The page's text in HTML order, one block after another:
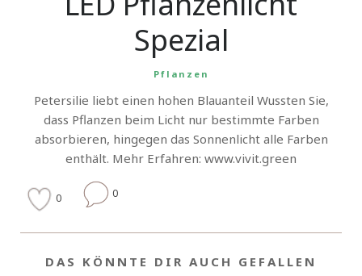
Spezial
Pflanzen
Petersilie liebt einen hohen Blauanteil Wussten Sie,
dass Pflanzen beim Licht nur bestimmte Farben
absorbieren, hingegen das Sonnenlicht alle Farben
enthält. Mehr Erfahren: www.vivit.green
0 0
DAS KÖNNTE DIR AUCH GEFALLEN